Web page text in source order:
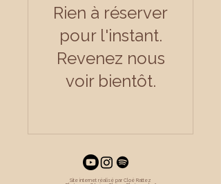
Rien à réserver
pour l'instant.
Revenez nous
voir bientôt.
Site internet réalisé par Cloé Rattez